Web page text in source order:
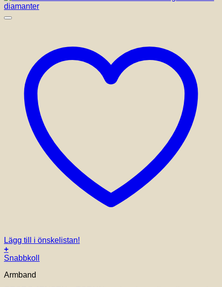
Lägg till i önskelistan!
+
Den
produkten
Snabbkoll
Armband